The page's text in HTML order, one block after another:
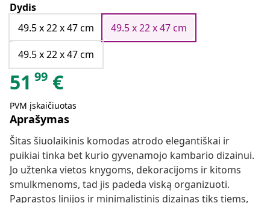
Dydis
49.5 x 22 x 47 cm
49.5 x 22 x 47 cm
49.5 x 22 x 47 cm
51 99 €
PVM įskaičiuotas
Aprašymas
Šitas šiuolaikinis komodas atrodo elegantiškai ir
puikiai tinka bet kurio gyvenamojo kambario dizainui.
Jo užtenka vietos knygoms, dekoracijoms ir kitoms
smulkmenoms, tad jis padeda viską organizuoti.
Paprastos linijos ir minimalistinis dizainas tiks tiems,